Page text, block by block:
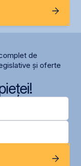
de
și oferte